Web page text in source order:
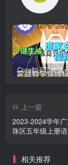
上一篇
2023-2024学年
珠区五年级上册
相关推荐